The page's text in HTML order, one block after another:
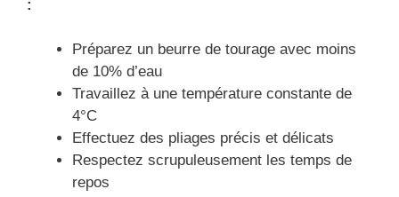
:
Préparez un beurre de tourage avec moins
de 10% d’eau
Travaillez à une température constante de
4°C
Effectuez des pliages précis et délicats
Respectez scrupuleusement les temps de
repos